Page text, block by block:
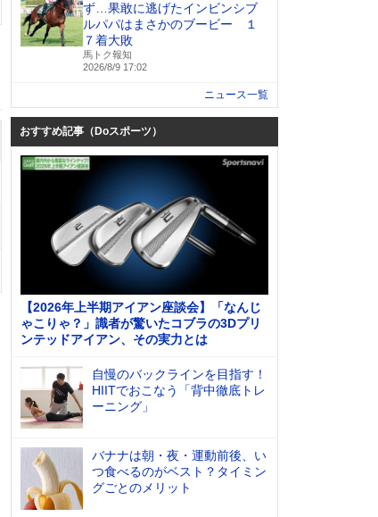
ず…果敢に逃げたインビンシブ
ルパパはまさかのブービー １
７着大敗
馬トク報知
2026/8/9 17:02
ニュース一覧
おすすめ記事（Doスポーツ）
【2026年上半期アイアン座談会】「なんじ
ゃこりゃ？」識者が驚いたコブラの3Dプリ
ンテッドアイアン、その実力とは
自慢のバックラインを目指す！
HIITでおこなう「背中徹底トレ
ーニング」
バナナは朝・夜・運動前後、い
つ食べるのがベスト？タイミン
グごとのメリット